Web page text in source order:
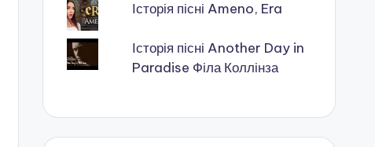
Історія пісні Ameno, Era
Історія пісні Another Day in
Paradise Філа Коллінза